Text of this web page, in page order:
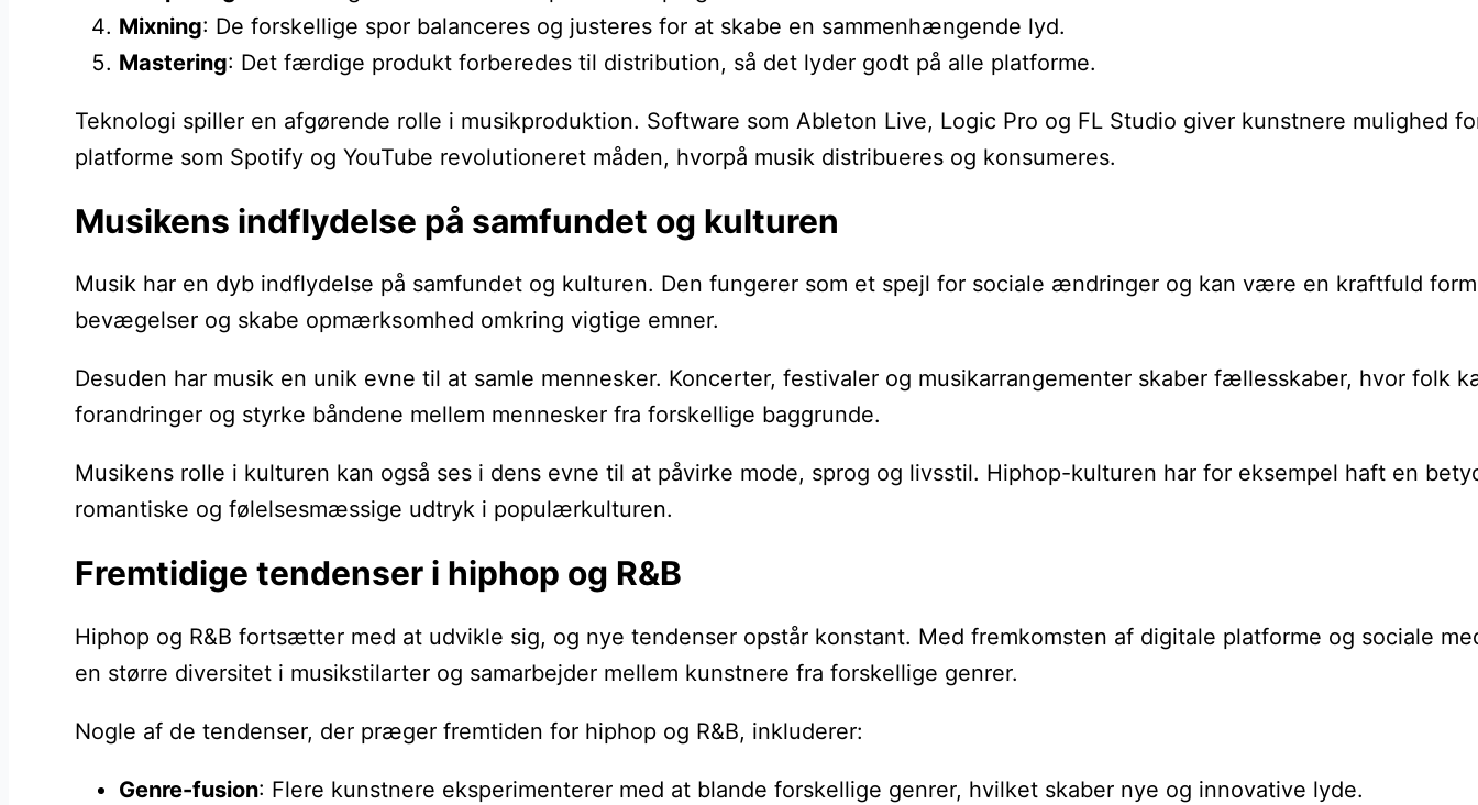
Mixning: De forskellige spor balanceres og justeres for at skabe en sammenhængende lyd.
Mastering: Det færdige produkt forberedes til distribution, så det lyder godt på alle platforme.
Teknologi spiller en afgørende rolle i musikproduktion. Software som Ableton Live, Logic Pro og FL Studio giver kunstnere mulighed
platforme som Spotify og YouTube revolutioneret måden, hvorpå musik distribueres og konsumeres.
Musikens indflydelse på samfundet og kulturen
Musik har en dyb indflydelse på samfundet og kulturen. Den fungerer som et spejl for sociale ændringer og kan være en kraftfuld
bevægelser og skabe opmærksomhed omkring vigtige emner.
Desuden har musik en unik evne til at samle mennesker. Koncerter, festivaler og musikarrangementer skaber fællesskaber, hvor
forandringer og styrke båndene mellem mennesker fra forskellige baggrunde.
Musikens rolle i kulturen kan også ses i dens evne til at påvirke mode, sprog og livsstil. Hiphop-kulturen har for eksempel haft en
romantiske og følelsesmæssige udtryk i populærkulturen.
Fremtidige tendenser i hiphop og R&B
Hiphop og R&B fortsætter med at udvikle sig, og nye tendenser opstår konstant. Med fremkomsten af digitale platforme og sociale
en større diversitet i musikstilarter og samarbejder mellem kunstnere fra forskellige genrer.
Nogle af de tendenser, der præger fremtiden for hiphop og R&B, inkluderer:
Genre-fusion: Flere kunstnere eksperimenterer med at blande forskellige genrer, hvilket skaber nye og innovative lyde.